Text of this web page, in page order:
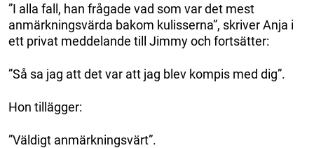
”I alla fall, han frågade vad som var det mest
anmärkningsvärda bakom kulisserna”, skriver Anja i
ett privat meddelande till Jimmy och fortsätter:
”Så sa jag att det var att jag blev kompis med dig”.
Hon tillägger:
”Väldigt anmärkningsvärt”.